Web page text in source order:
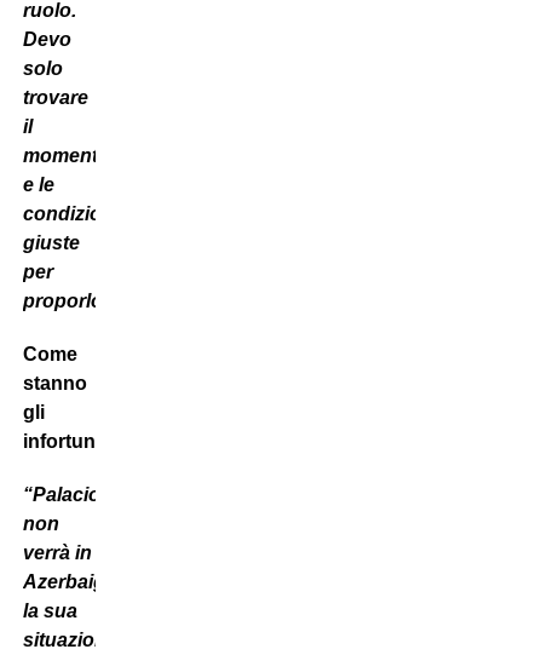
ruolo.
Devo
solo
trovare
il
momento
e le
condizioni
giuste
per
proporlo”.
Come
stanno
gli
infortunati?
“Palacio
non
verrà in
Azerbaigian,
la sua
situazione